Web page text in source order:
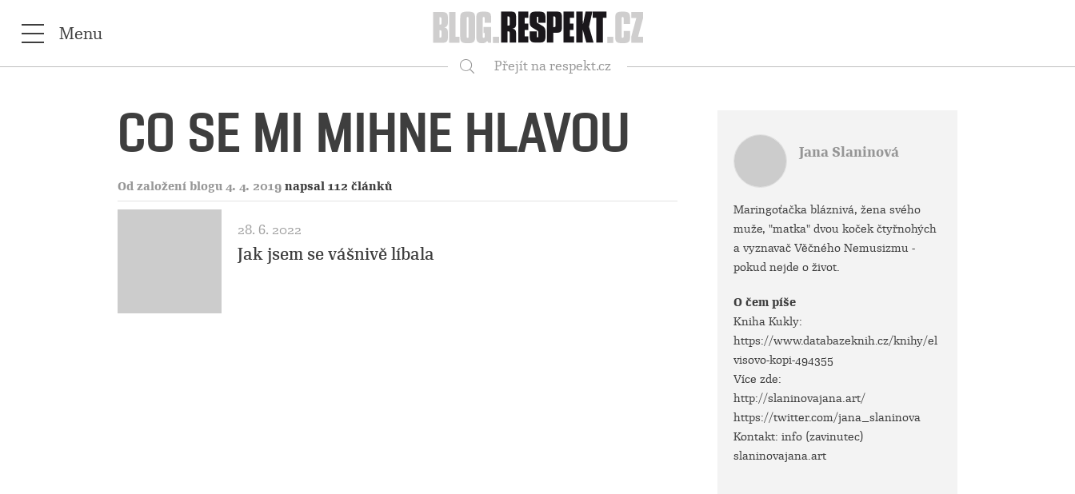
Respekt
Menu
Přejít na respekt.cz
CO SE MI MIHNE HLAVOU
Od založení blogu 4. 4. 2019 napsal 112 článků
28. 6. 2022
Jak jsem se vášnivě líbala
Jana Slaninová
Maringoťačka bláznivá, žena svého
muže, "matka" dvou koček čtyřnohých
a vyznavač Věčného Nemusizmu -
pokud nejde o život.
O čem píše
Kniha Kukly:
https://www.databazeknih.cz/knihy/el
visovo-kopi-494355
Více zde:
http://slaninovajana.art/
https://twitter.com/jana_slaninova
Kontakt: info (zavinutec)
slaninovajana.art